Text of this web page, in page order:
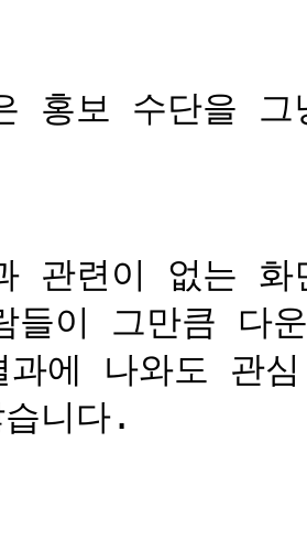
홍보 수단을 그
관련이 없는
들이 그만큼 다
에 나와도 관
니다.